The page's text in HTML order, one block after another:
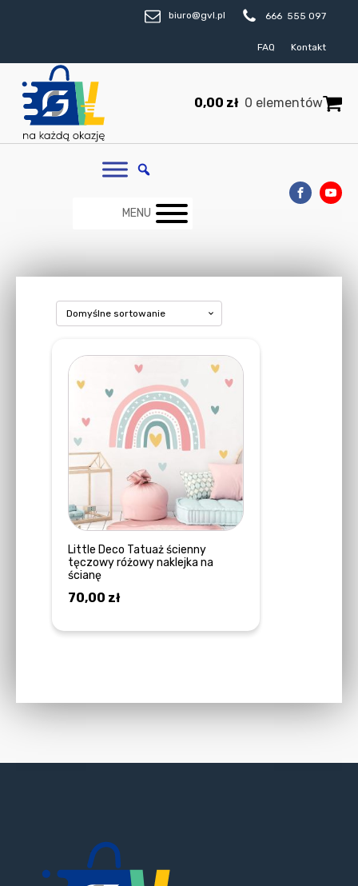
biuro@gvl.pl 666 555 097
FAQ Kontakt
0,00 zł 0 elementów
MENU
Little Deco Tatuaż ścienny
tęczowy różowy naklejka na
ścianę
70,00 zł